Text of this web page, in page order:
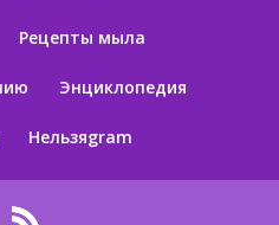
Рецепты мыла
Энциклопедия
Нельзяgram